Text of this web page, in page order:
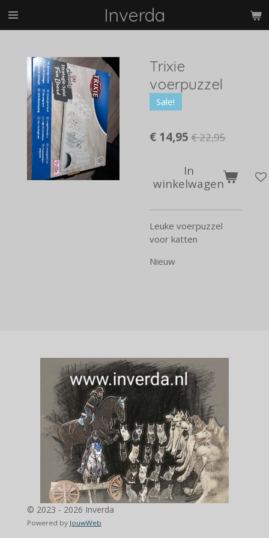
Ga
hoofdinhoud
Inverda
Trixie
voerpuzzel
Sale!
€ 14,95 € 22,95
In
winkelwagen
Leuke voerpuzzel
voor katten
Nieuw
© 2023 - 2026 Inverda
Powered by JouwWeb